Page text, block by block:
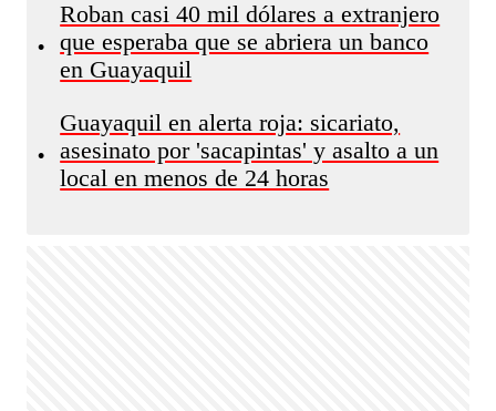
•
Roban casi 40 mil dólares a extranjero
que esperaba que se abriera un banco
en Guayaquil
•
Guayaquil en alerta roja: sicariato,
asesinato por 'sacapintas' y asalto a un
local en menos de 24 horas